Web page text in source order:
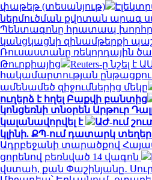
փաթեթ (տեսանյութ)
ներմուծման քվոտան արագ
Պենտագոնը հրատապ
կանցկացնի զինամթերքի
Ռուսաստանը ռեկորդային
Թուրքիայից
Reuters-ը նշել է
հակամարտության
ամենամեծ զիջումներից մեկը
ուղերձ է հղել Բաքվի բանտից
կոնցեռնի տնօրեն Արթուր
կալանավորվել է
ԱԺ-ում
կլինի. ՔՊ-ում դատարկ տեղեր
Ադրբեջանի տարածքով
ցորենով բեռնված 14 վագոն
վստահ, քան Փաշինյանը․